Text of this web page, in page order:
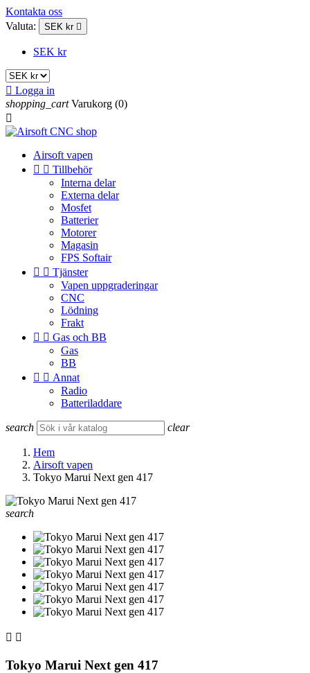
Kontakta oss
Valuta:
SEK kr 
SEK kr
 Logga in
shopping_cart Varukorg (0)

Airsoft vapen
  Tillbehör
Interna delar
Externa delar
Mosfet
Batterier
Motorer
Magasin
FPS Softair
  Tjänster
Vapen uppgraderingar
CNC
Lödning
Frakt
  Gas och BB
Gas
BB
  Annat
Radio
Batteriladdare
search clear
Hem
Airsoft vapen
Tokyo Marui Next gen 417
search
 
Tokyo Marui Next gen 417